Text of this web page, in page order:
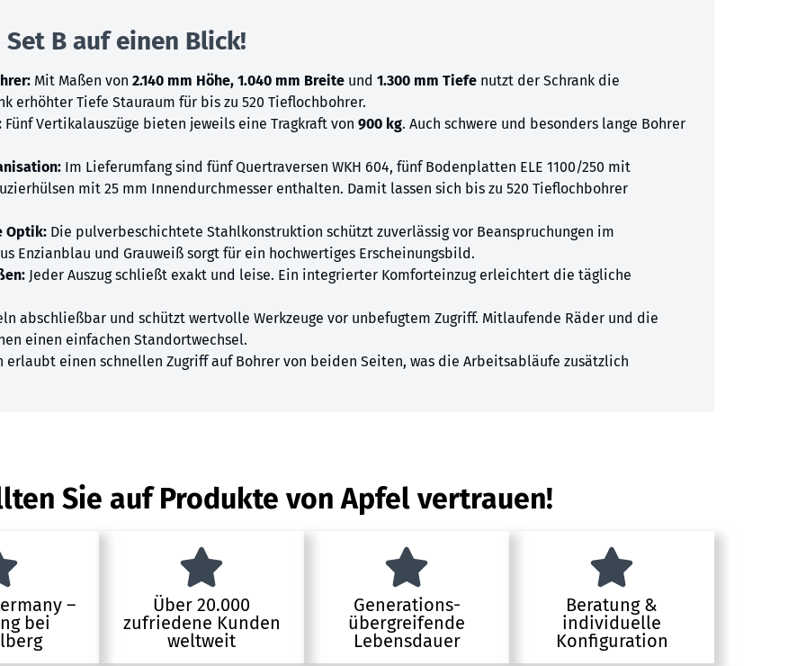
B auf einen Blick!
Mit Maßen von 2.140 mm Höhe, 1.040 mm Breite und 1.300 mm Tiefe nutzt der Schrank die
erhöhter Tiefe Stauraum für bis zu 520 Tieflochbohrer.
Fünf Vertikalauszüge bieten jeweils eine Tragkraft von 900 kg. Auch schwere und besonders lange Bohrer
Im Lieferumfang sind fünf Quertraversen WKH 604, fünf Bodenplatten ELE 1100/250 mit
mit 25 mm Innendurchmesser enthalten. Damit lassen sich bis zu 520 Tieflochbohrer
Optik: Die pulverbeschichtete Stahlkonstruktion schützt zuverlässig vor Beanspruchungen im
Enzianblau und Grauweiß sorgt für ein hochwertiges Erscheinungsbild.
Jeder Auszug schließt exakt und leise. Ein integrierter Komforteinzug erleichtert die tägliche
abschließbar und schützt wertvolle Werkzeuge vor unbefugtem Zugriff. Mitlaufende Räder und die
einen einfachen Standortwechsel.
einen schnellen Zugriff auf Bohrer von beiden Seiten, was die Arbeitsabläufe zusätzlich
Sie auf Produkte von Apfel vertrauen!
–
bei
Über 20.000
zufriedene Kunden
weltweit
Generations-
übergreifende
Lebensdauer
Beratung &
individuelle
Konfiguration